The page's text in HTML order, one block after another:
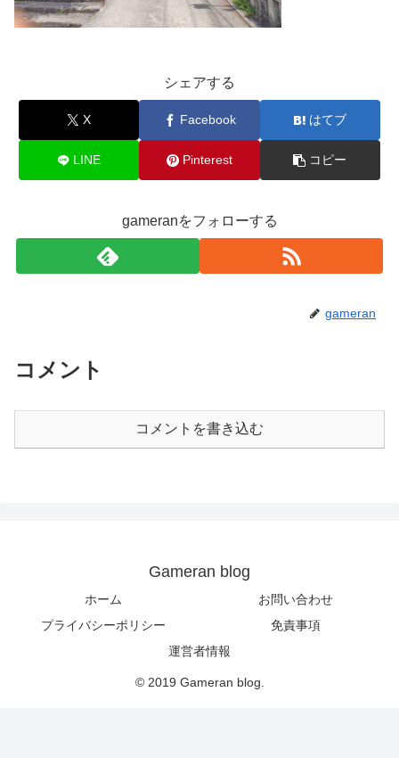
シェアする
X Facebook はてブ
LINE Pinterest コピー
gameranをフォローする
gameran
コメント
コメントを書き込む
Gameran blog
ホーム
お問い合わせ
プライバシーポリシー
免責事項
運営者情報
© 2019 Gameran blog.